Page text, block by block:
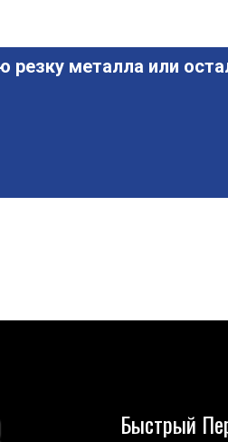
резку металла или
Быстрый